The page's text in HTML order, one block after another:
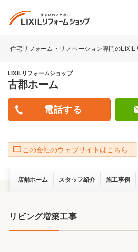
住宅リフォーム・リノベーション専門の
LIXILリフォームショップ
古郡ホーム
この会社のウェブサイトはこちら
店舗ホーム スタッフ紹介 施工事例
リビング増築工事